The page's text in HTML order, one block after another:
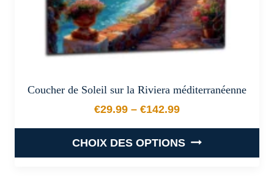
du
produit
Coucher de Soleil sur la Riviera méditerranéenne
€29.99 – €142.99
Plage de prix : €29.99 à
CHOIX DES OPTIONS